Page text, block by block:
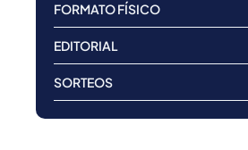
FORMATO FÍSICO
EDITORIAL
SORTEOS